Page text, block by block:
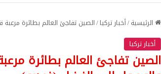
الرئيسية/أخبار تركيا/الصين تفاجئ العالم بطائرة
أخبار تركيا
الصين تفاجئ العالم بطائرة